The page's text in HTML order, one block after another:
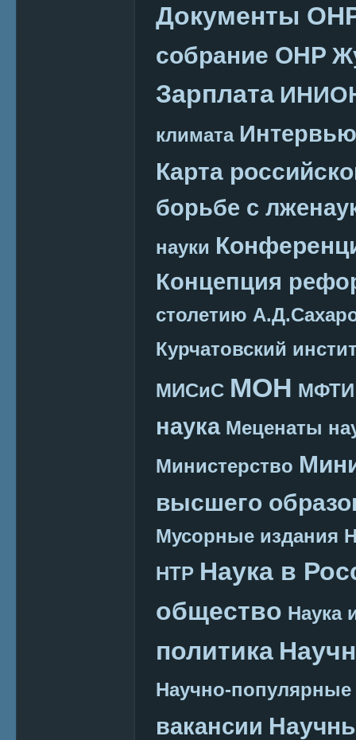
Документы
собрание ОНР
Зарплата
климата Интервью
Карта
борьбе с
науки
Концепция
столетию
Курчатовский
МИСиС МОН МФТИ
наука Меценаты
Министерство
высшего
Мусорные издания
НТР Наука в
общество Наука
политика
Научно-
вакансии